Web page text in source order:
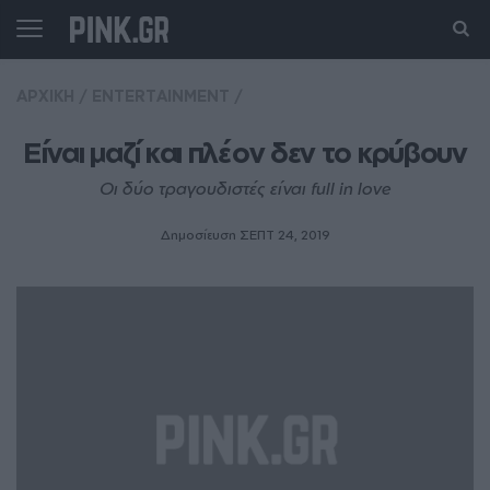
Είναι μαζί και πλέον δεν το κρύβουν
Οι δύο τραγουδιστές είναι full in love
Δημοσίευση ΣΕΠΤ 24, 2019